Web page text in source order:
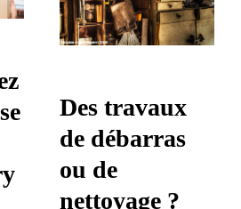
Des travaux
de débarras
ou de
nettoyage ?